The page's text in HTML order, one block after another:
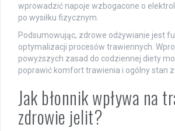
wprowadzić napoje wzbogacone o
po wysiłku fizycznym.
Podsumowując, zdrowe odżywianie jest
optymalizacji procesów trawiennych.
powyższych zasad do codziennej diety
poprawić komfort trawienia i ogólny stan
Jak błonnik wpływa na
zdrowie jelit?